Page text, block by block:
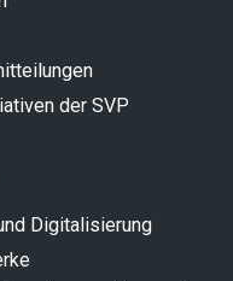
der SVP
Digitalisierung